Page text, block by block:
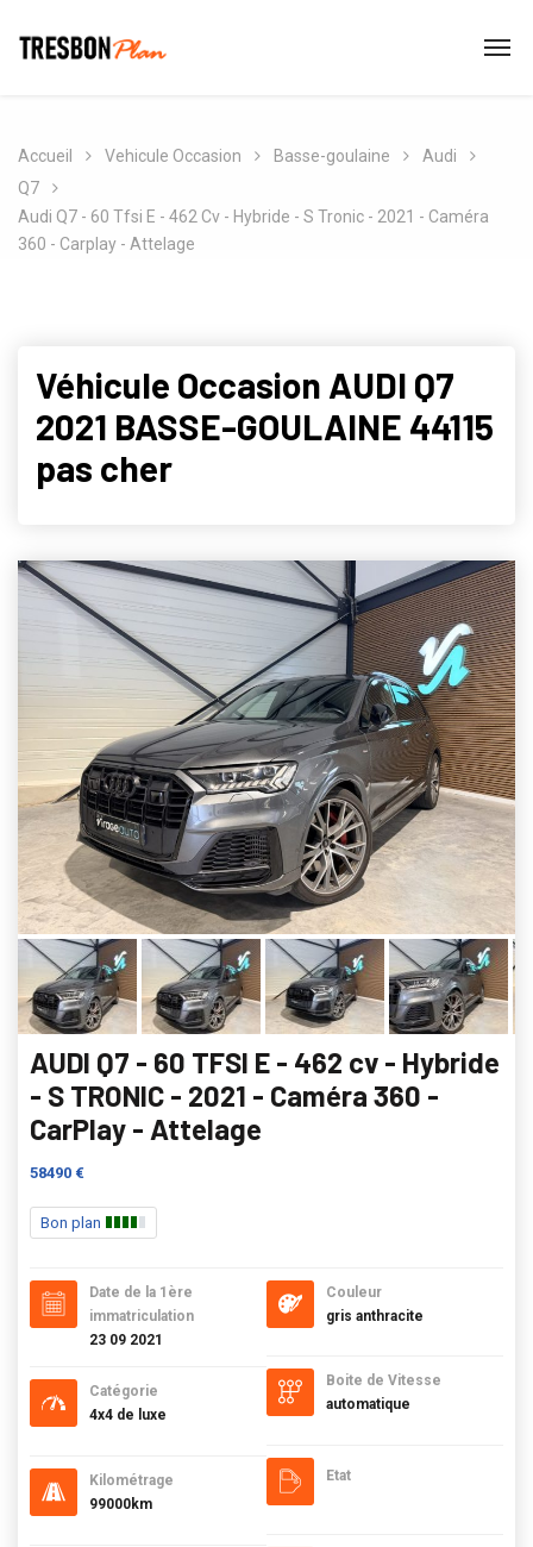
Accueil Vehicule Occasion Basse-goulaine
Audi
Q7
Audi Q7 - 60 Tfsi E - 462 Cv - Hybride - S Tronic - 2021 - Caméra
360 - Carplay - Attelage
Véhicule Occasion AUDI Q7
2021 BASSE-GOULAINE 44115
pas cher
AUDI Q7 - 60 TFSI E - 462 cv - Hybride
- S TRONIC - 2021 - Caméra 360 -
CarPlay - Attelage
58490 €
Bon plan
Date de la 1ère
immatriculation
23 09 2021
Catégorie
4x4 de luxe
Kilométrage
99000km
Couleur
gris anthracite
Boite de Vitesse
automatique
Etat